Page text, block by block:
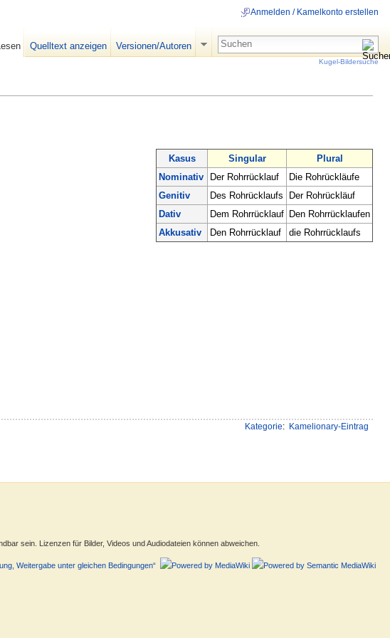
Kasus Singular
Plural
Nominativ
Der Rohrrücklauf
Die Rohrückläufe
Genitiv
Des Rohrücklaufs
Der Rohrückläuf
Dativ
Dem Rohrrücklauf Den Rohrrücklaufen
Akkusativ
Den Rohrrücklauf die Rohrrücklaufs
Kategorie: Kamelionary-Eintrag
Anmelden / Kamelkonto erstellen
Quelltext anzeigen Versionen/Autoren
Kugel-Bildersuche
sein. Lizenzen für Bilder, Videos und Audiodateien können abweichen.